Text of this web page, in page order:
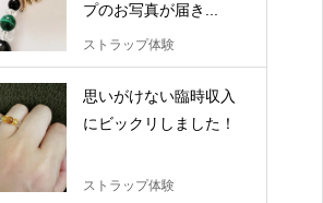
プのお写真が届き...
ストラップ体験
思いがけない臨時収入
にビックリしました！
ストラップ体験